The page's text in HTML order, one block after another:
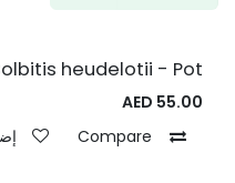
heudelotii - Pot
55.00
Compare